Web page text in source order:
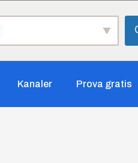
Kanaler Prova gratis